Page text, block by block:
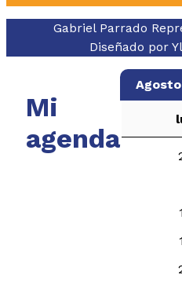
Gabriel Parrado
Diseñado por
Mi
agenda